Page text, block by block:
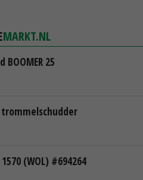
MARKT.NL
BOOMER 25
trommelschudder
(WOL) #694264